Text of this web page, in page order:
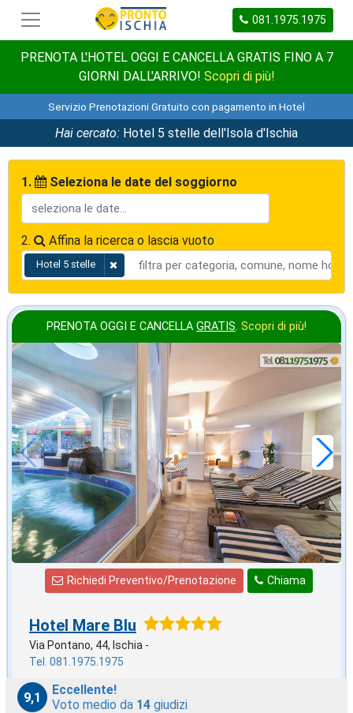
081.1975.1975
PRENOTA L'HOTEL OGGI E CANCELLA GRATIS FINO A 7
GIORNI DALL'ARRIVO! Scopri di più!
Servizio Prenotazioni Gratuito con pagamento in Hotel
Hai cercato: Hotel 5 stelle dell'Isola d'Ischia
1. Seleziona le date del soggiorno
2. Affina la ricerca o lascia vuoto
Hotel 5 stelle
PRENOTA OGGI E CANCELLA GRATIS. Scopri di più!
in offerta da
€83,00
a notte
Chiama
Richiedi Preventivo/Prenotazione
Hotel Mare Blu
Via Pontano, 44, Ischia -
Tel. 081.1975.1975
9,1
Eccellente!
Voto medio da 14 giudizi